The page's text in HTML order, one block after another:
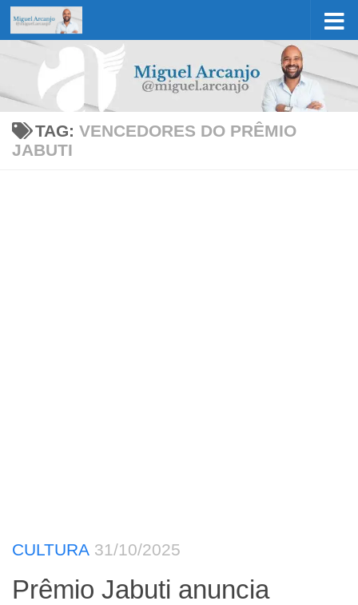
Skip to content
TAG: VENCEDORES DO PRÊMIO
JABUTI
CULTURA 31/10/2025
Prêmio Jabuti anuncia